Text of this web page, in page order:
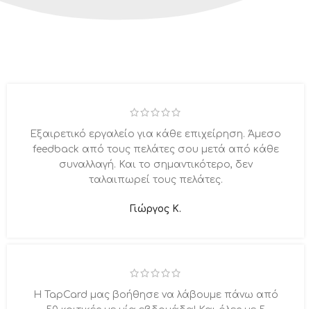
Εξαιρετικό εργαλείο για κάθε επιχείρηση. Άμεσο
feedback από τους πελάτες σου μετά από κάθε
συναλλαγή. Και το σημαντικότερο, δεν
ταλαιπωρεί τους πελάτες.
Γιώργος Κ.
Η TapCard μας βοήθησε να λάβουμε πάνω από